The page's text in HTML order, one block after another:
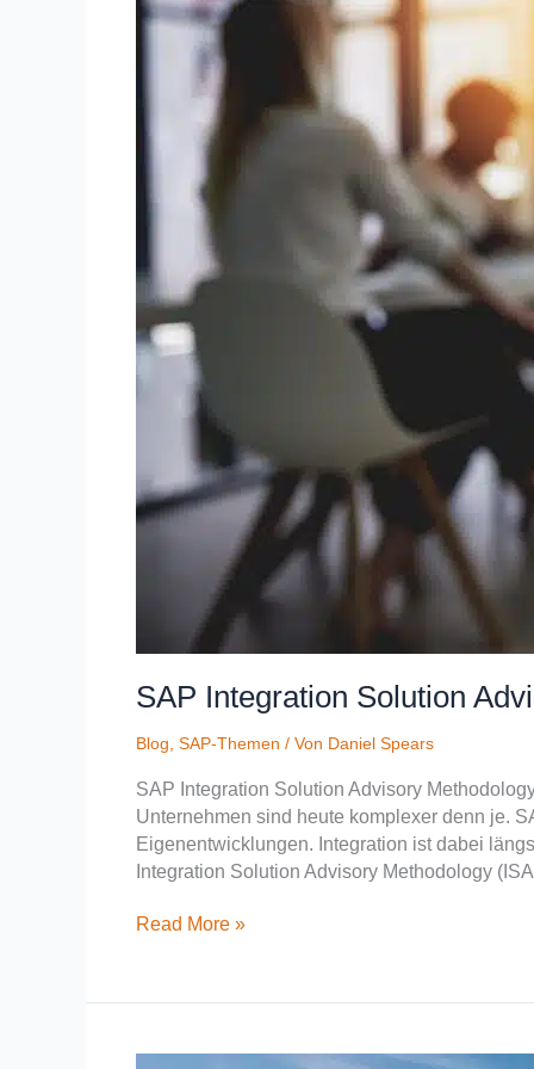
SAP Integration Solution
Blog SAP-Themen / Von Daniel Spears
SAP Integration Solution Advisory
Unternehmen sind heute komplexer denn je.
Eigenentwicklungen. Integration ist dabei
Integration Solution Advisory Methodology
Read More »